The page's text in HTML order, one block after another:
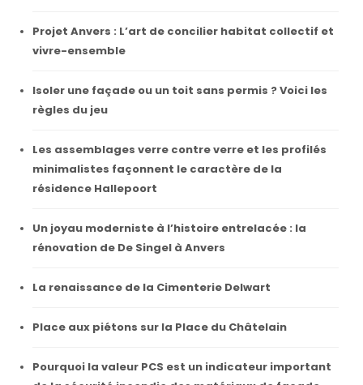
Projet Anvers : L’art de concilier habitat collectif et
vivre-ensemble
Isoler une façade ou un toit sans permis ? Voici les
règles du jeu
Les assemblages verre contre verre et les profilés
minimalistes façonnent le caractère de la
résidence Hallepoort
Un joyau moderniste à l’histoire entrelacée : la
rénovation de De Singel à Anvers
La renaissance de la Cimenterie Delwart
Place aux piétons sur la Place du Châtelain
Pourquoi la valeur PCS est un indicateur important